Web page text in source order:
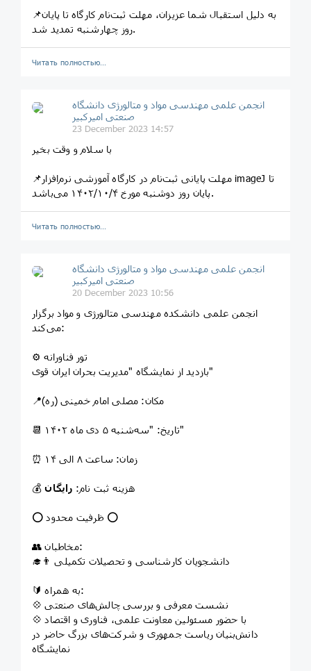
📌به دلیل استقبال شما عزیزان، مهلت ثبت‌نام کارگاه تا پایان
روز چهارشنبه تمدید شد.
Читать полностью…
انجمن علمی مهندسی مواد و متالورژی دانشگاه
صنعتی امیرکبیر
23 December 2023 14:57
با سلام و وقت بخیر
📌مهلت پایانی ثبت‌نام در کارگاه آموزشی نرم‌افزار imageJ تا
پایان روز دوشنبه مورخ ۱۴۰۲/۱۰/۴ می‌باشد.
Читать полностью…
انجمن علمی مهندسی مواد و متالورژی دانشگاه
صنعتی امیرکبیر
20 December 2023 10:56
انجمن علمی دانشکده مهندسی متالورژی و مواد برگزار
می‌کند:
⚙️ تور فناورانه
بازدید از نمایشگاه "مدیریت بحران ایران قوی"
📍مکان: مصلی امام خمینی (ره)
📆 تاریخ: "سه‌شنبه ۵ دی ماه ۱۴۰۲"
⏰ زمان: ساعت ۸ الی ۱۴
💰 هزینه ثبت نام: رایگان
⭕️ ظرفیت محدود ⭕️
👥 مخاطبان:
👨‍🎓 دانشجویان کارشناسی و تحصیلات تکمیلی
🔰 به همراه:
💠 نشست معرفی و بررسی چالش‌های صنعتی
💠 با حضور مسئولین معاونت علمی، فناوری و اقتصاد
دانش‌بنیان ریاست جمهوری و شرکت‌های بزرگ حاضر در
نمایشگاه